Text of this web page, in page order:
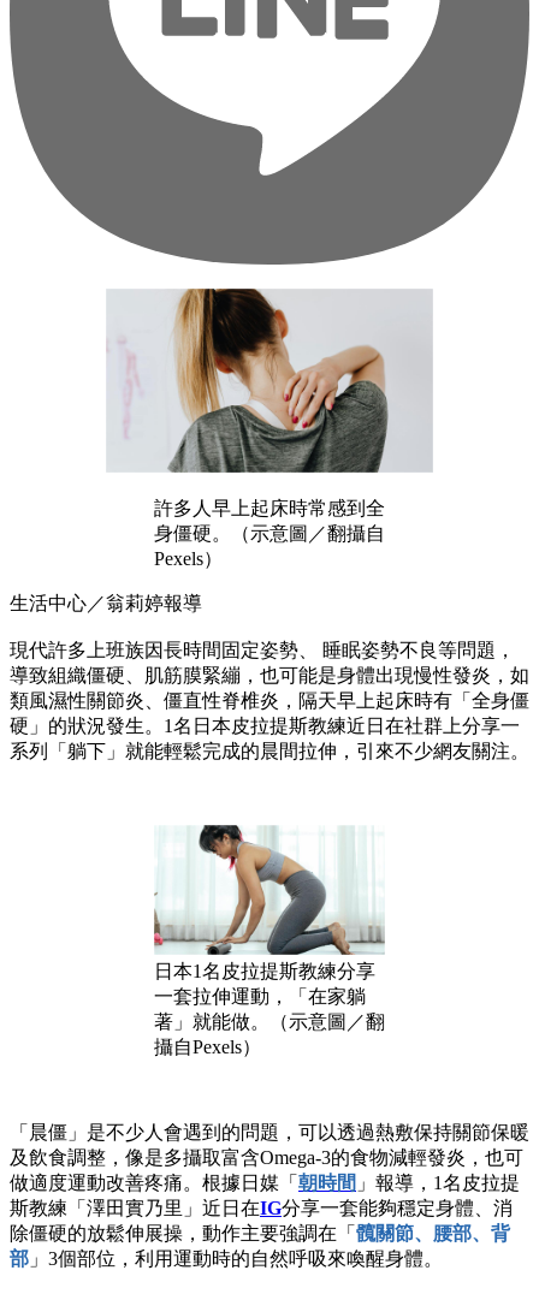
許多人早上起床時常感到全
身僵硬。（示意圖／翻攝自
Pexels）
生活中心／翁莉婷報導
現代許多上班族因長時間固定姿勢、 睡眠姿勢不良等問題，
導致組織僵硬、肌筋膜緊繃，也可能是身體出現慢性發炎，如
類風濕性關節炎、僵直性脊椎炎，隔天早上起床時有「全身僵
硬」的狀況發生。1名日本皮拉提斯教練近日在社群上分享一
系列「躺下」就能輕鬆完成的晨間拉伸，引來不少網友關注。
日本1名皮拉提斯教練分享
一套拉伸運動，「在家躺
著」就能做。（示意圖／翻
攝自Pexels）
「晨僵」是不少人會遇到的問題，可以透過熱敷保持關節保暖
及飲食調整，像是多攝取富含Omega-3的食物減輕發炎，也可
做適度運動改善疼痛。根據日媒「 朝時間 」報導，1名皮拉提
斯教練「澤田實乃里」近日在IG分享一套能夠穩定身體、消
除僵硬的放鬆伸展操，動作主要強調在「 髖關節、腰部、背
部 」3個部位，利用運動時的自然呼吸來喚醒身體。